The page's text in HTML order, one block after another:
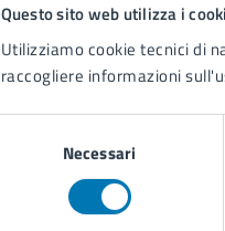
Questo sito web utilizza i
Utilizziamo cookie tecnici di
raccogliere informazioni
Necessari